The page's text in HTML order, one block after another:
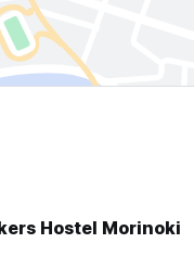
Hostel Morinoki